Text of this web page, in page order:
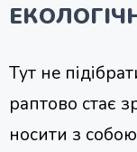
Тут не
раптово стає
носити з